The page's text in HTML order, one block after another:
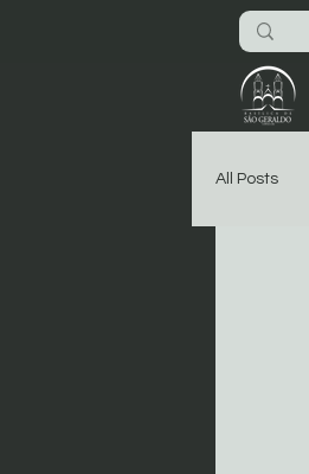
All Posts
São